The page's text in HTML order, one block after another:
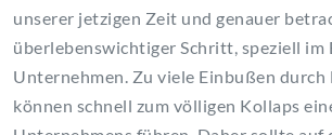
unserer jetzigen Zeit und genauer
überlebenswichtiger Schritt, speziell im
Unternehmen. Zu viele Einbußen durch
können schnell zum völligen Kollaps